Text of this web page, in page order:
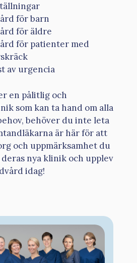
för barn
för äldre
för patienter med
av urgencia
en pålitlig och
som kan ta hand om alla
behöver du inte leta
är här för att
och uppmärksamhet du
nya klinik och upplev
idag!